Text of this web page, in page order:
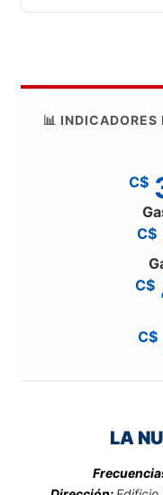
📊
C$
C$
C$
C$
LA